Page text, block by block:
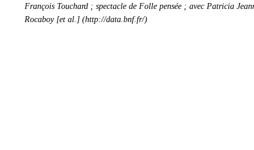
François Touchard ; spectacle de Folle pensée ; avec Patricia
Rocaboy [et al.] (http://data.bnf.fr/)